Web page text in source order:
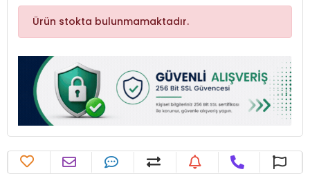
Ürün stokta bulunmamaktadır.